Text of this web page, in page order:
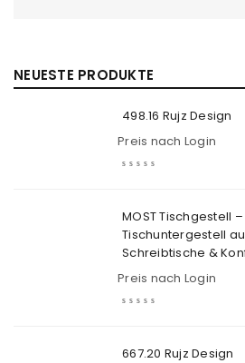
NEUESTE PRODUKTE
498.16 Rujz Design
Preis nach Login
MOST Tischgestell
Tischuntergestell
Schreibtische &
Preis nach Login
667.20 Rujz Design